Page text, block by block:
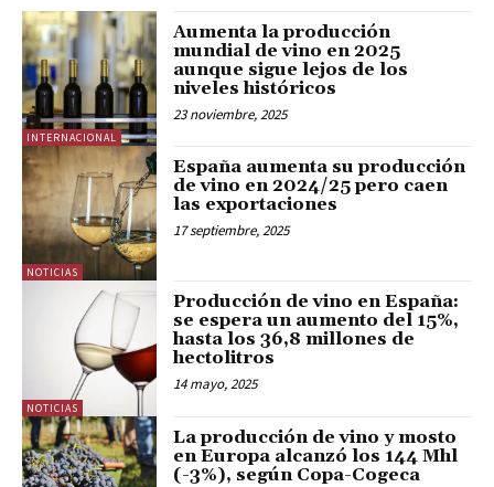
INTERNACIONAL
Aumenta la producción
mundial de vino en 2025
aunque sigue lejos de los
niveles históricos
23 noviembre, 2025
NOTICIAS
España aumenta su producción
de vino en 2024/25 pero caen
las exportaciones
17 septiembre, 2025
NOTICIAS
Producción de vino en España:
se espera un aumento del 15%,
hasta los 36,8 millones de
hectolitros
14 mayo, 2025
La producción de vino y mosto
en Europa alcanzó los 144 Mhl
(-3%), según Copa-Cogeca